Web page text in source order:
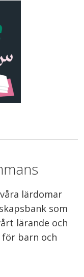
lärdomar
som
lärande och
barn och